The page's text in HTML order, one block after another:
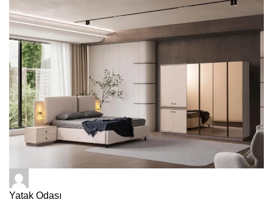
Yatak Odası